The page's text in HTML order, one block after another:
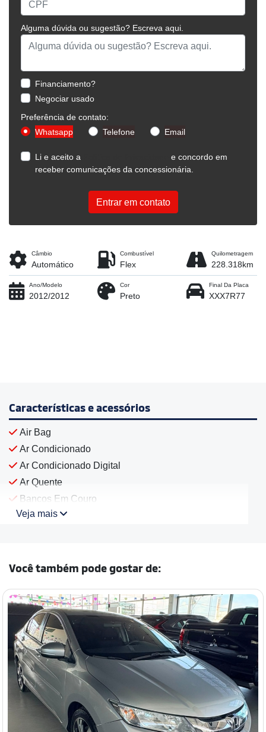
Alguma dúvida ou sugestão? Escreva aqui.
Financiamento?
Negociar usado
Preferência de contato:
Whatsapp
Telefone Email
Li e aceito a
e concordo em
receber comunicações da concessionária.
Entrar em contato
Câmbio
Automático
Combustível
Flex
Quilometragem
228.318km
Ano/Modelo
2012/2012
Cor
Preto
Final Da Placa
XXX7R77
Características e acessórios
Air Bag
Ar Condicionado
Ar Condicionado Digital
Ar Quente
Bancos Em Couro
Veja mais
Você também pode gostar de: